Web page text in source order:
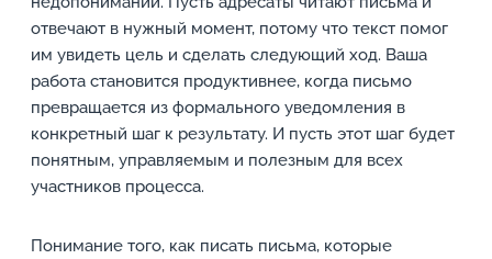
отвечают в нужный момент, потому что текст помог
им увидеть цель и сделать следующий ход. Ваша
работа становится продуктивнее, когда письмо
превращается из формального уведомления в
конкретный шаг к результату. И пусть этот шаг будет
понятным, управляемым и полезным для всех
участников процесса.
Понимание того, как писать письма, которые